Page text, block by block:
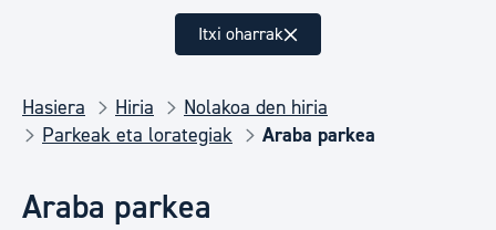
Itxi oharrak
Hasiera Hiria
Nolakoa den hiria
Parkeak eta lorategiak
Araba parkea
Araba parkea